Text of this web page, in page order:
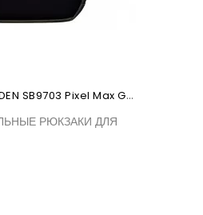
Рюкзак MARK RYDEN SB9703 Pixel Max Green
РЮКЗАКИ ДЛЯ